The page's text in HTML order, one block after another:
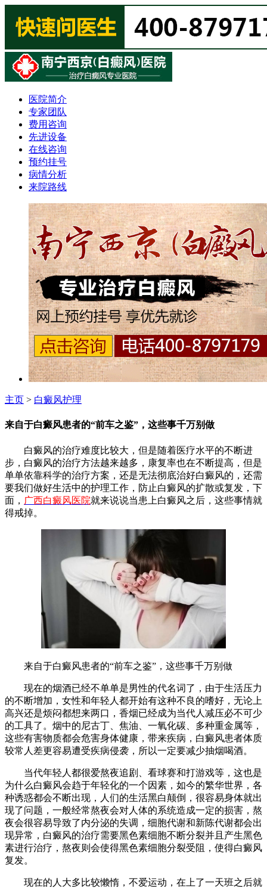
医院简介
专家团队
费用咨询
先进设备
在线咨询
预约挂号
病情分析
来院路线
主页 > 白癜风护理
来自于白癜风患者的“前车之鉴”，这些事千万别做
白癜风的治疗难度比较大，但是随着医疗水平的不断进
步，白癜风的治疗方法越来越多，康复率也在不断提高，但是
单单依靠科学的治疗方案，还是无法彻底治好白癜风的，还需
要我们做好生活中的护理工作，防止白癜风的扩散或复发，下
面， 广西白癜风医院就来说说当患上白癜风之后，这些事情就
得戒掉。
来自于白癜风患者的“前车之鉴”，这些事千万别做
现在的烟酒已经不单单是男性的代名词了，由于生活压力
的不断增加，女性和年轻人都开始有这种不良的嗜好，无论上
高兴还是烦闷都想来两口，香烟已经成为当代人减压必不可少
的工具了。烟中的尼古丁、焦油、一氧化碳、多种重金属等，
这些有害物质都会危害身体健康，带来疾病，白癜风患者体质
较常人差更容易遭受疾病侵袭，所以一定要减少抽烟喝酒。
当代年轻人都很爱熬夜追剧、看球赛和打游戏等，这也是
为什么白癜风会趋于年轻化的一个因素，如今的繁华世界，各
种诱惑都会不断出现，人们的生活黑白颠倒，很容易身体就出
现了问题，一般经常熬夜会对人体的系统造成一定的损害，熬
夜会很容易导致了内分泌的失调，细胞代谢和新陈代谢都会出
现异常，白癜风的治疗需要黑色素细胞不断分裂并且产生黑色
素进行治疗，熬夜则会使得黑色素细胞分裂受阻，使得白癜风
复发。
现在的人大多比较懒惰，不爱运动，在上了一天班之后就